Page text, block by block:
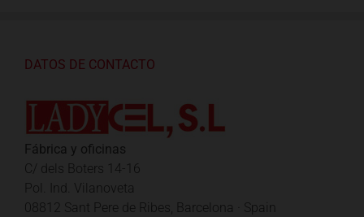
DATOS DE CONTACTO
Fábrica y oficinas
C/ dels Boters 14-16
Pol. Ind. Vilanoveta
08812 Sant Pere de Ribes, Barcelona · Spain